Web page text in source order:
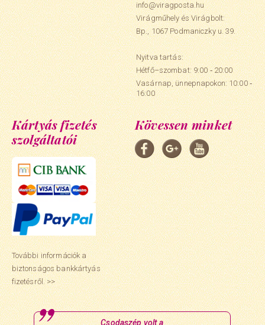
info@viragposta.hu
Virágműhely és Virágbolt:
Bp., 1067 Podmaniczky u. 39.
Nyitva tartás:
Hétfő–szombat: 9:00 ‑ 20:00
Vasárnap, ünnepnapokon: 10:00 ‑
16:00
Kártyás fizetés
szolgáltatói
További információk a
biztonságos bankkártyás
fizetésről. >>
Kövessen minket
Csodaszép volt a